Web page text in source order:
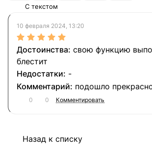
С текстом
10 февраля 2024, 13:20
свою функцию
блестит
-
подошло
0 0 Комментировать
Назад к списку